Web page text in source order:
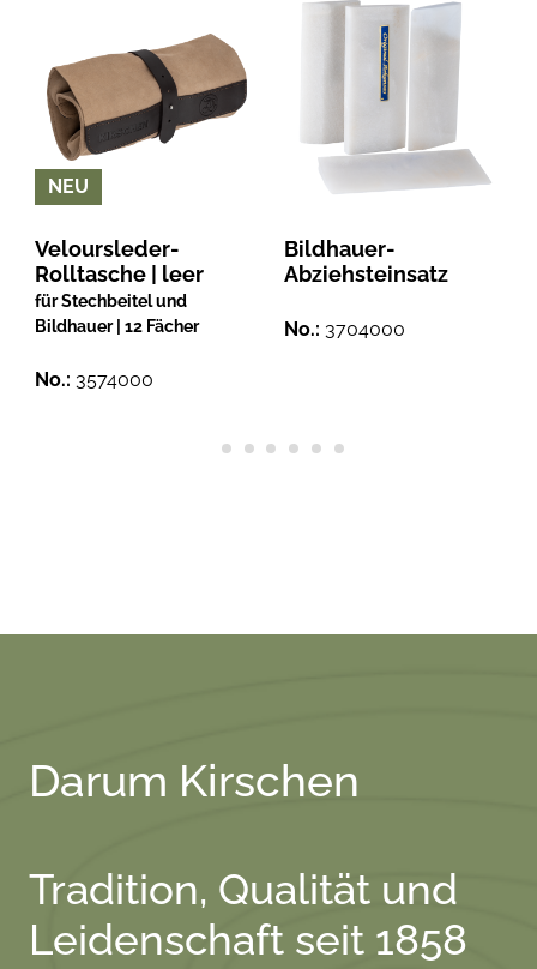
NEU
Veloursleder-
Rolltasche | leer
für Stechbeitel und
Bildhauer | 12 Fächer
No.: 3574000
Bildhauer-
Abziehsteinsatz
No.: 3704000
Darum Kirschen
Tradition, Qualität und
Leidenschaft seit 1858